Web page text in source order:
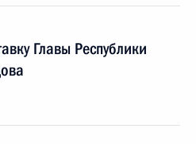
Главы Республики